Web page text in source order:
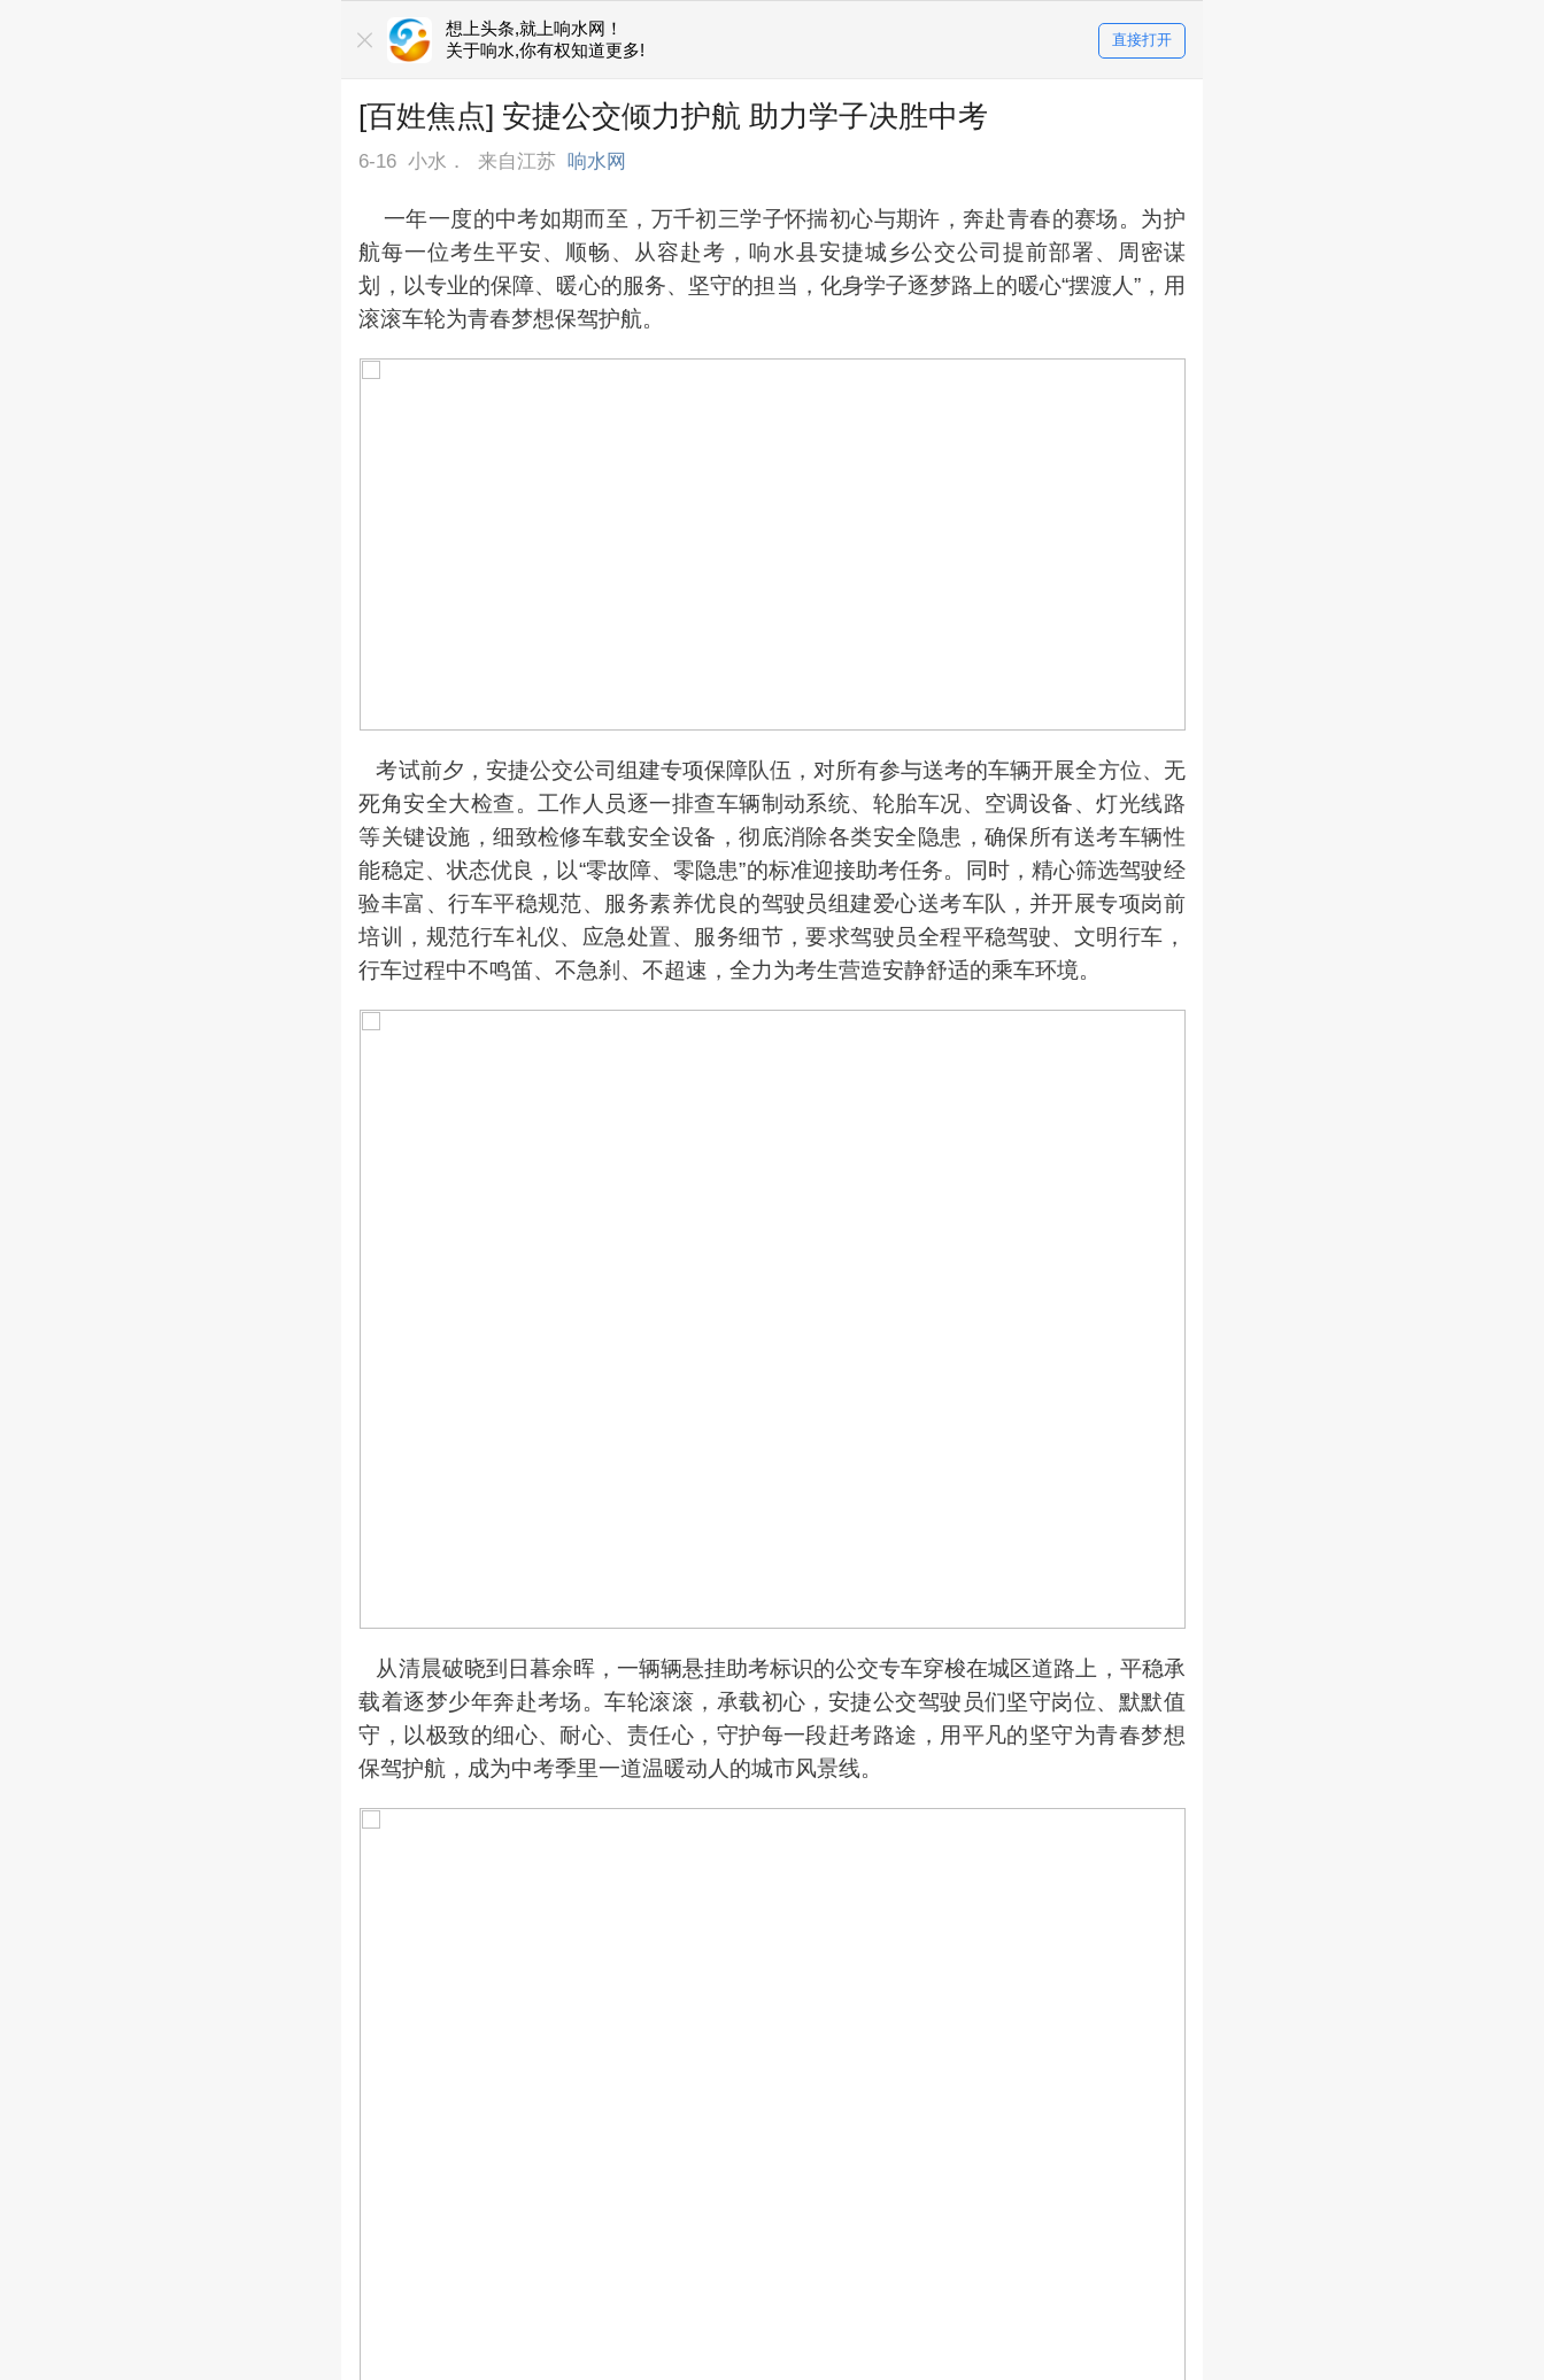
想上头条,就上响水网！
关于响水,你有权知道更多!
直接打开
[百姓焦点] 安捷公交倾力护航 助力学子决胜中考
6-16 小水． 来自江苏 响水网
一年一度的中考如期而至，万千初三学子怀揣初心与期许，奔赴青春的赛场。为护
航每一位考生平安、顺畅、从容赴考，响水县安捷城乡公交公司提前部署、周密谋
划，以专业的保障、暖心的服务、坚守的担当，化身学子逐梦路上的暖心“摆渡人”，用
滚滚车轮为青春梦想保驾护航。
考试前夕，安捷公交公司组建专项保障队伍，对所有参与送考的车辆开展全方位、无
死角安全大检查。工作人员逐一排查车辆制动系统、轮胎车况、空调设备、灯光线路
等关键设施，细致检修车载安全设备，彻底消除各类安全隐患，确保所有送考车辆性
能稳定、状态优良，以“零故障、零隐患”的标准迎接助考任务。同时，精心筛选驾驶经
验丰富、行车平稳规范、服务素养优良的驾驶员组建爱心送考车队，并开展专项岗前
培训，规范行车礼仪、应急处置、服务细节，要求驾驶员全程平稳驾驶、文明行车，
行车过程中不鸣笛、不急刹、不超速，全力为考生营造安静舒适的乘车环境。
从清晨破晓到日暮余晖，一辆辆悬挂助考标识的公交专车穿梭在城区道路上，平稳承
载着逐梦少年奔赴考场。车轮滚滚，承载初心，安捷公交驾驶员们坚守岗位、默默值
守，以极致的细心、耐心、责任心，守护每一段赶考路途，用平凡的坚守为青春梦想
保驾护航，成为中考季里一道温暖动人的城市风景线。